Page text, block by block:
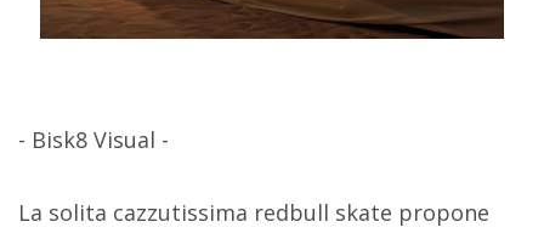
- Bisk8 Visual -
La solita cazzutissima redbull skate propone